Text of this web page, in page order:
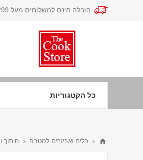
הובלה חינם למשלוחים מעל 299 ש"ח
כל הקטגוריות
כלים ואביזרים למטבח חיתוך